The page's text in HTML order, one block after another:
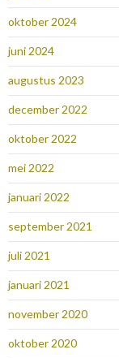
oktober 2024
juni 2024
augustus 2023
december 2022
oktober 2022
mei 2022
januari 2022
september 2021
juli 2021
januari 2021
november 2020
oktober 2020